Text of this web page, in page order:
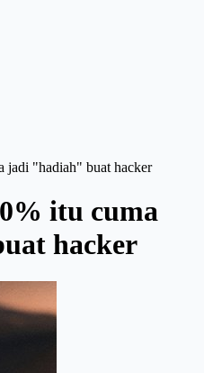
jadi "hadiah" buat hacker
itu cuma
hacker